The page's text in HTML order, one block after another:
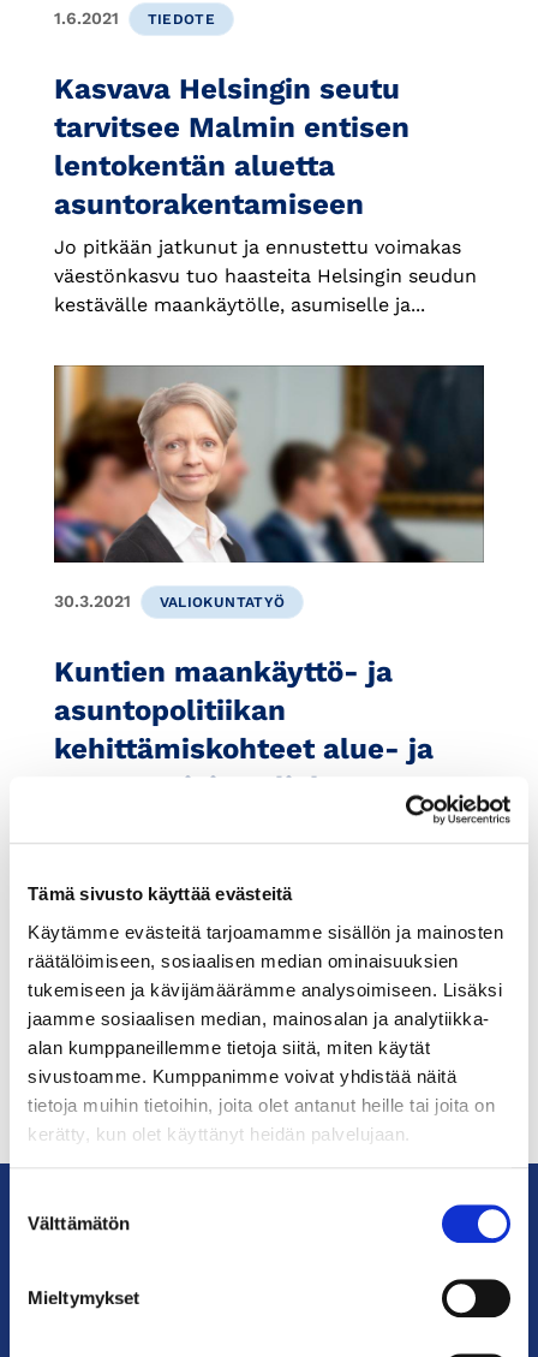
Tämä sivusto käyttää evästeitä
Käytämme evästeitä tarjoamamme sisällön ja mainosten
räätälöimiseen, sosiaalisen median ominaisuuksien
tukemiseen ja kävijämäärämme analysoimiseen. Lisäksi
jaamme sosiaalisen median, mainosalan ja analytiikka-
alan kumppaneillemme tietoja siitä, miten käytät
sivustoamme. Kumppanimme voivat yhdistää näitä
tietoja muihin tietoihin, joita olet antanut heille tai joita on
kerätty, kun olet käyttänyt heidän palvelujaan.
valinta
Välttämätön
Mieltymykset
1.6.2021 TIEDOTE
Kasvava Helsingin seutu
tarvitsee Malmin entisen
lentokentän aluetta
asuntorakentamiseen
Jo pitkään jatkunut ja ennustettu voimakas
väestönkasvu tuo haasteita Helsingin seudun
kestävälle maankäytölle, asumiselle ja...
30.3.2021 VALIOKUNTATYÖ
Kuntien maankäyttö- ja
asuntopolitiikan
kehittämiskohteet alue- ja
asuntoasiain valiokunnan
apulaispormestari Anni Sinnemäki, joka kertoi
Helsingin kaupunkirakenteen kehittämisestä.
Yleiskaavan päivittäminen ei...
kauppakamari